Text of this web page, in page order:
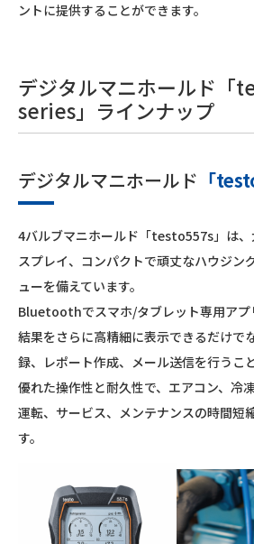
ントに提供することができます。
デジタルマニホールド「
series」ラインナップ
デジタルマニホールド 「
4バルブマニホールド「testo557s」は、
スプレイ、コンパクトで頑丈なハウジン
ューを備えています。
Bluetoothでスマホ/タブレット専用アプ
結果をさらに高精細に表示できるだけで
録、レポート作成、メール送信を行うこ
優れた操作性と耐久性で、エアコン、冷
運転、サービス、メンテナンスの時間短
す。